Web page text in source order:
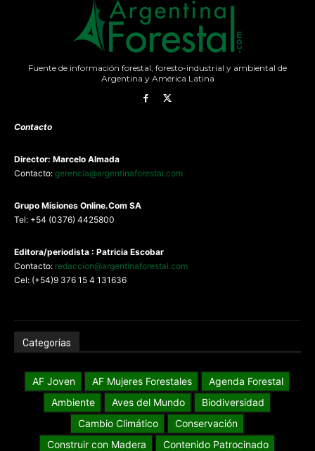
Fuente de información forestal, foresto-industrial y ambiental de
Argentina y América Latina
Contacto
Director: Marcelo Almada
Contacto: gerencia@argentinaforestal.com
Grupo Misiones Online.Com SA
Tel: +54 (0376) 4425800
Editora/periodista : Patricia Escobar
Contacto: redaccion@argentinaforestal.com
Cel: (+54)9 376 15 4 131636
Categorías
AF Joven AF Mujeres Forestales
Agenda Forestal
Ambiente
Aves del Mundo
Biodiversidad
Cambio Climático
Conservación
Construir con Madera
Contenido Patrocinado